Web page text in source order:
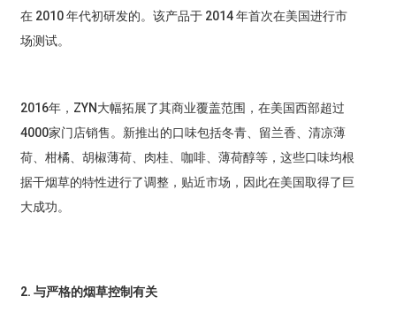
在 2010 年代初研发的。该产品于 2014 年首次在美国进行市
场测试。
2016年，ZYN大幅拓展了其商业覆盖范围，在美国西部超过
4000家门店销售。新推出的口味包括冬青、留兰香、清凉薄
荷、柑橘、胡椒薄荷、肉桂、咖啡、薄荷醇等，这些口味均根
据干烟草的特性进行了调整，贴近市场，因此在美国取得了巨
大成功。
2. 与严格的烟草控制有关